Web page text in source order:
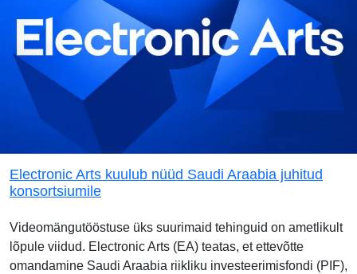
Electronic Arts kuulub nüüd Saudi Araabia juhitud
konsortsiumile
Videomängutööstuse üks suurimaid tehinguid on ametlikult
lõpule viidud. Electronic Arts (EA) teatas, et ettevõtte
omandamine Saudi Araabia riikliku investeerimisfondi (PIF),